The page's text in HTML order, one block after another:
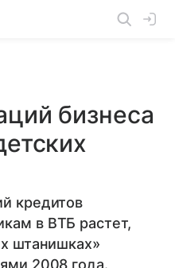
бизнеса
кредитов
в ВТБ растет,
штанишках»
2008 года.